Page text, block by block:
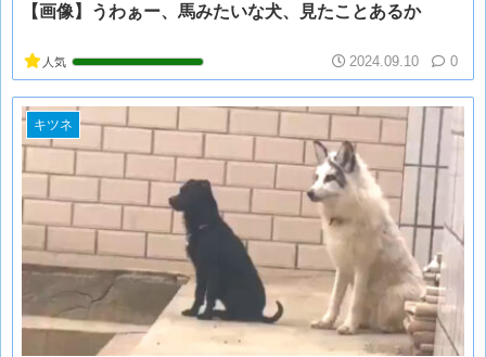
【画像】うわぁー、馬みたいな犬、見たことあるか
人気 2024.09.10 0
キツネ